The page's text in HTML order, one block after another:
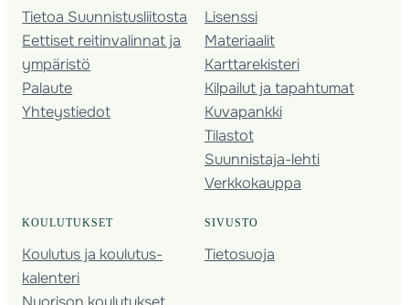
Tietoa Suunnistusliitosta
Eettiset reitinvalinnat ja
ympäristö
Palaute
Yhteystiedot
Lisenssi
Materiaalit
Karttarekisteri
Kilpailut ja tapahtumat
Kuvapankki
Tilastot
Suunnistaja-lehti
Verkkokauppa
KOULUTUKSET
Koulutus ja koulutus­
kalenteri
SIVUSTO
Tietosuoja